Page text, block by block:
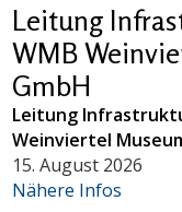
Leitung
WMB
GmbH
Leitung
Weinviertel
15. August 2026
Nähere Infos